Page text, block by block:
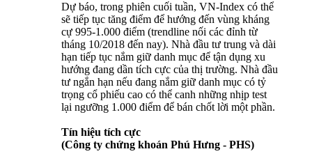
Dự báo, trong phiên cuối tuần, VN-Index có thể
sẽ tiếp tục tăng điểm để hướng đến vùng kháng
cự 995-1.000 điểm (trendline nối các đỉnh từ
tháng 10/2018 đến nay). Nhà đầu tư trung và dài
hạn tiếp tục nắm giữ danh mục để tận dụng xu
hướng đang dần tích cực của thị trường. Nhà đầu
tư ngắn hạn nếu đang nắm giữ danh mục có tỷ
trọng cổ phiếu cao có thể canh những nhịp test
lại ngưỡng 1.000 điểm để bán chốt lời một phần.
Tín hiệu tích cực
(Công ty chứng khoán Phú Hưng - PHS)